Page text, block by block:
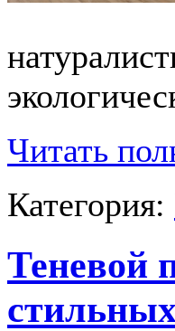
Читать
Категория:
Теневой